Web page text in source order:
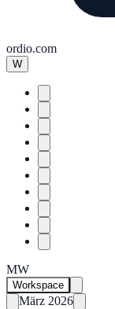
ordio.com
W
MW
Workspace
März 2026